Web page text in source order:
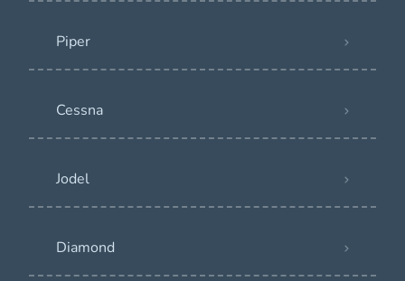
Piper
Cessna
Jodel
Diamond